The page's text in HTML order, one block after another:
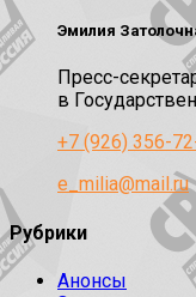
Эмилия
Пресс-
в
+7 (926) 356-
e_milia@mail.ru
Рубрики
Анонсы